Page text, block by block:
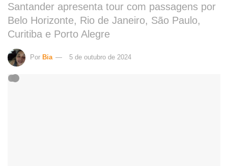
Santander apresenta tour com passagens por
Belo Horizonte, Rio de Janeiro, São Paulo,
Curitiba e Porto Alegre
Por Bia 5 de outubro de 2024